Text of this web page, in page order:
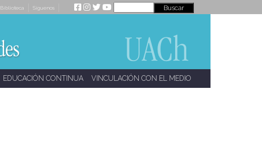
Biblioteca Síguenos
EDUCACIÓN CONTINUA VINCULACIÓN CON EL MEDIO